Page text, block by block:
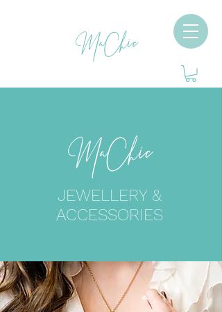
MaChic
MaChic
JEWELLERY &
ACCESSORIES